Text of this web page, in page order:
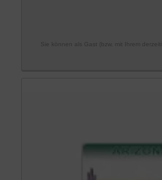
Sie können als Gast (bzw. mit Ihrem